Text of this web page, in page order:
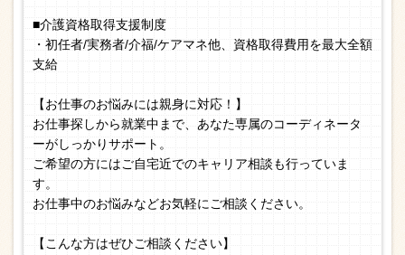
■介護資格取得支援制度
・初任者/実務者/介福/ケアマネ他、資格取得費用を最大全額
支給
【お仕事のお悩みには親身に対応！】
お仕事探しから就業中まで、あなた専属のコーディネータ
ーがしっかりサポート。
ご希望の方にはご自宅近でのキャリア相談も行っていま
す。
お仕事中のお悩みなどお気軽にご相談ください。
【こんな方はぜひご相談ください】